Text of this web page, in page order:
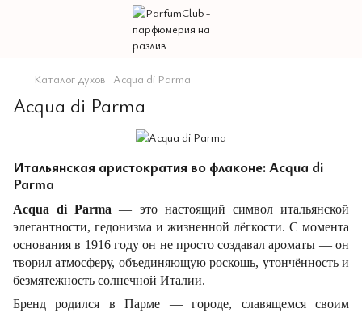
Каталог духов Acqua di Parma
Acqua di Parma
Итальянская аристократия во флаконе: Acqua di
Parma
Acqua di Parma — это настоящий символ итальянской
элегантности, гедонизма и жизненной лёгкости. С момента
основания в 1916 году он не просто создавал ароматы — он
творил атмосферу, объединяющую роскошь, утончённость и
безмятежность солнечной Италии.
Бренд родился в Парме — городе, славящемся своим